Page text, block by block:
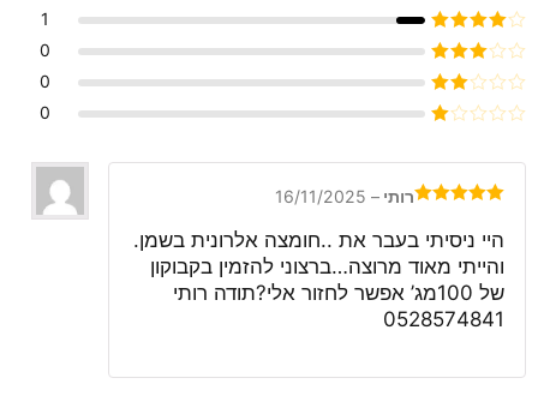
דורג5מתוך 5
דורג4
מתוך 5
1
דורג3
מתוך 5
0
דורג
2
0
5
0
5
רותי –
16/11/2025
היי ניסיתי בעבר את ..חומצה אלרונית בשמן.
והייתי מאוד מרוצה…ברצוני להזמין בקבוקון
של 100מג’ אפשר לחזור אלי?תודה רותי
0528574841